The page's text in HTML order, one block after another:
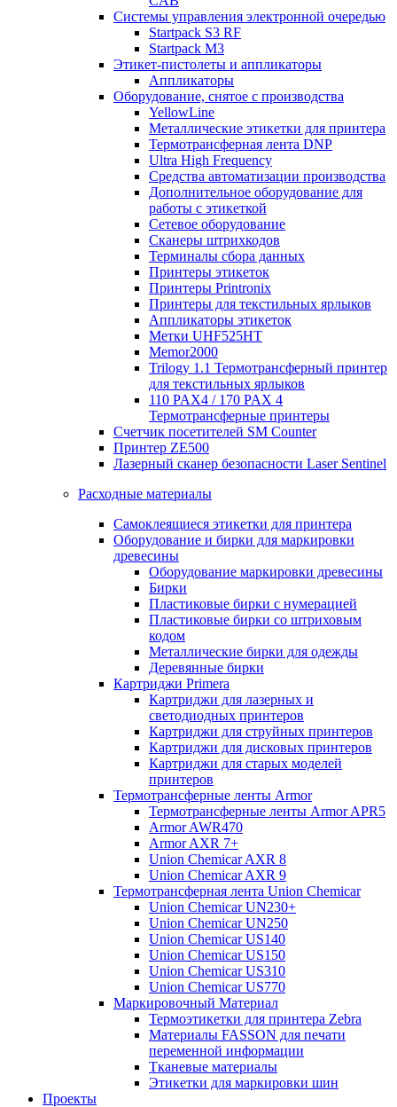
Системы управления электронной очередью
Startpack S3 RF
Startpack M3
Этикет-пистолеты и аппликаторы
Аппликаторы
Оборудование, снятое с производства
YellowLine
Металлические этикетки для принтера
Термотрансферная лента DNP
Ultra High Frequency
Средства автоматизации производства
Дополнительное оборудование для
работы с этикеткой
Сетевое оборудование
Сканеры штрихкодов
Терминалы сбора данных
Принтеры этикеток
Принтеры Printronix
Принтеры для текстильных ярлыков
Аппликаторы этикеток
Метки UHF525HT
Memor2000
Trilogy 1.1 Термотрансферный принтер
для текстильных ярлыков
110 PAX4 / 170 PAX 4
Термотрансферные принтеры
Счетчик посетителей SM Counter
Принтер ZE500
Лазерный сканер безопасности Laser Sentinel
Расходные материалы
Самоклеящиеся этикетки для принтера
Оборудование и бирки для маркировки
древесины
Оборудование маркировки древесины
Бирки
Пластиковые бирки с нумерацией
Пластиковые бирки со штриховым
кодом
Металлические бирки для одежды
Деревянные бирки
Картриджи Primera
Картриджи для лазерных и
светодиодных принтеров
Картриджи для струйных принтеров
Картриджи для дисковых принтеров
Картриджи для старых моделей
принтеров
Термотрансферные ленты Armor
Термотрансферные ленты Armor APR5
Armor AWR470
Armor AXR 7+
Union Chemicar AXR 8
Union Chemicar AXR 9
Термотрансферная лента Union Chemicar
Union Chemicar UN230+
Union Chemicar UN250
Union Chemicar US140
Union Chemicar US150
Union Chemicar US310
Union Chemicar US770
Маркировочный Материал
Термоэтикетки для принтера Zebra
Материалы FASSON для печати
переменной информации
Тканевые материалы
Этикетки для маркировки шин
Проекты